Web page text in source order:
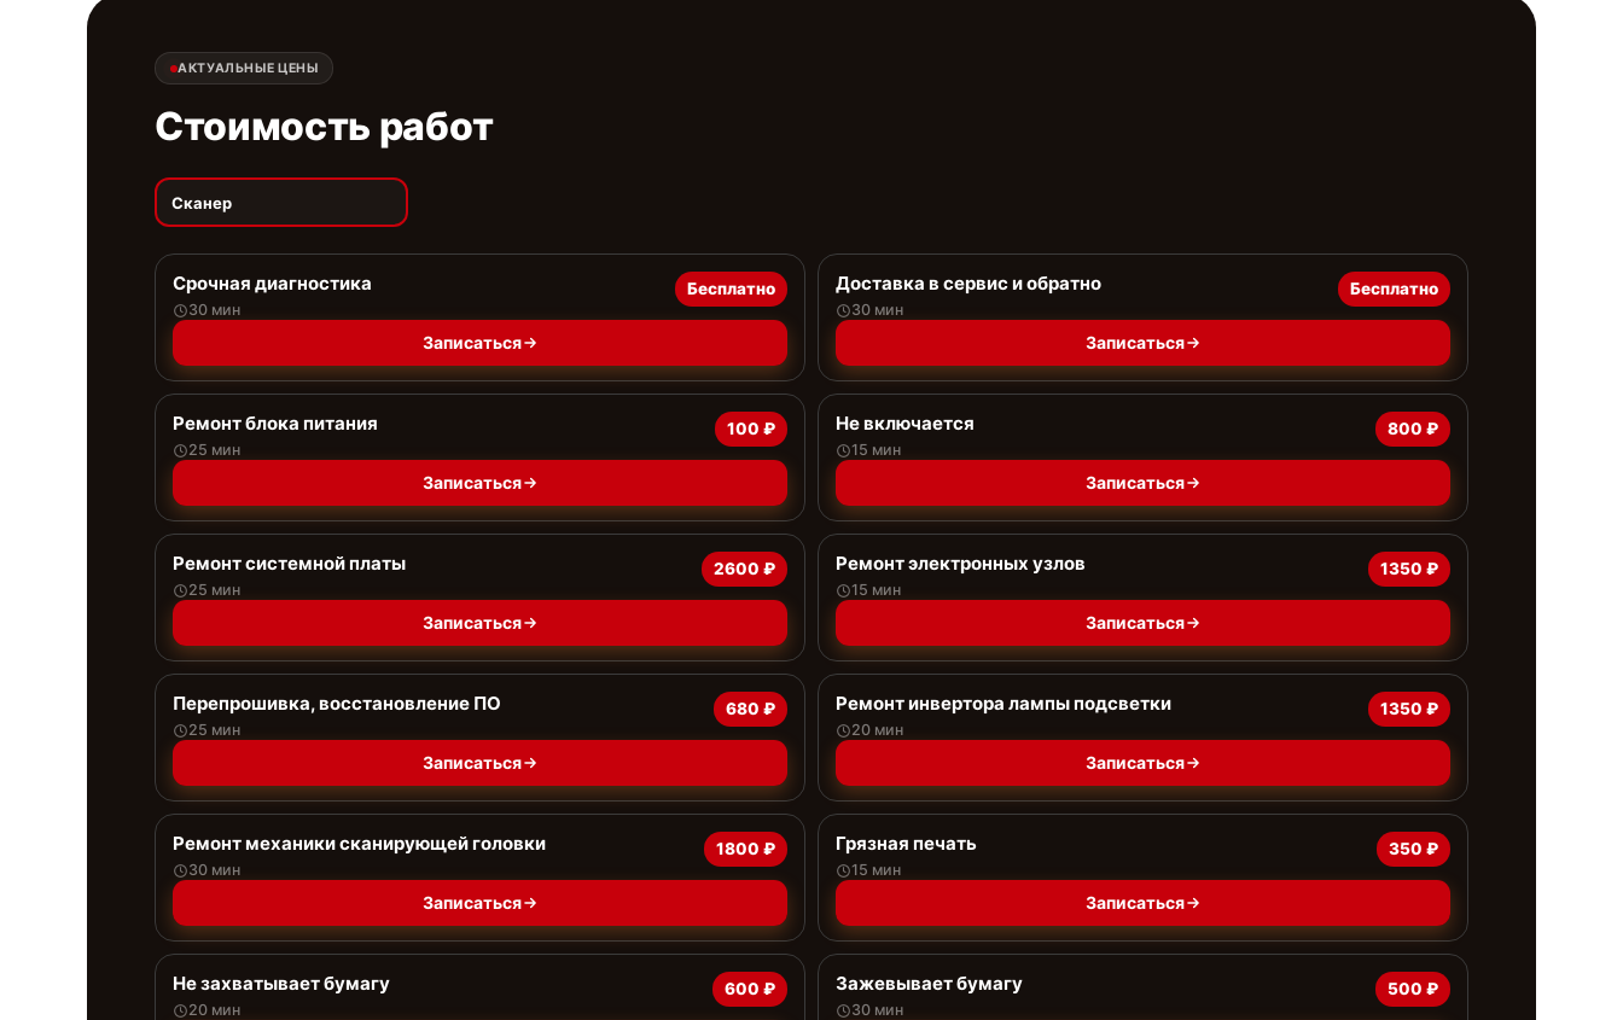
АКТУАЛЬНЫЕ ЦЕНЫ
Стоимость работ
Сканер
Срочная диагностика
30 мин
Бесплатно
Записаться
Доставка в сервис и обратно
30 мин
Бесплатно
Записаться
Ремонт блока питания
25 мин
100 ₽
Записаться
Не включается
15 мин
800 ₽
Записаться
Ремонт системной платы
25 мин
2600 ₽
Записаться
Ремонт электронных узлов
15 мин
1350 ₽
Записаться
Перепрошивка, восстановление ПО
25 мин
680 ₽
Записаться
Ремонт инвертора лампы подсветки
20 мин
1350 ₽
Записаться
Ремонт механики сканирующей головки
30 мин
1800 ₽
Записаться
Грязная печать
15 мин
350 ₽
Записаться
Не захватывает бумагу
20 мин
600 ₽ Зажевывает бумагу
30 мин
500 ₽